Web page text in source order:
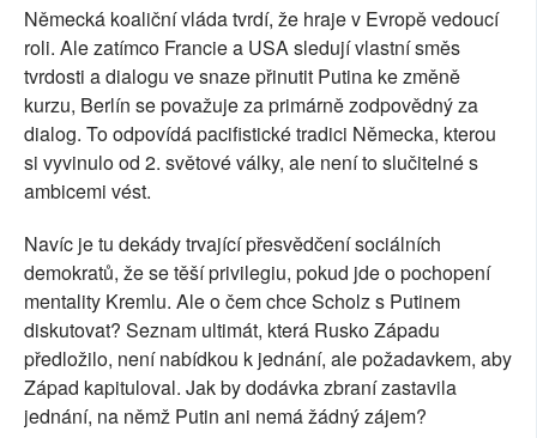
Německá koaliční vláda tvrdí, že hraje v Evropě vedoucí
roli. Ale zatímco Francie a USA sledují vlastní směs
tvrdosti a dialogu ve snaze přinutit Putina ke změně
kurzu, Berlín se považuje za primárně zodpovědný za
dialog. To odpovídá pacifistické tradici Německa, kterou
si vyvinulo od 2. světové války, ale není to slučitelné s
ambicemi vést.
Navíc je tu dekády trvající přesvědčení sociálních
demokratů, že se těší privilegiu, pokud jde o pochopení
mentality Kremlu. Ale o čem chce Scholz s Putinem
diskutovat? Seznam ultimát, která Rusko Západu
předložilo, není nabídkou k jednání, ale požadavkem, aby
Západ kapituloval. Jak by dodávka zbraní zastavila
jednání, na němž Putin ani nemá žádný zájem?